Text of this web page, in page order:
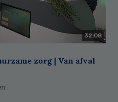
32:08
zorg | Van afval